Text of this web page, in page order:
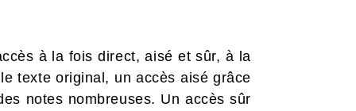
à la fois direct, aisé et sûr, à la
texte original, un accès aisé grâce
notes nombreuses. Un accès sûr